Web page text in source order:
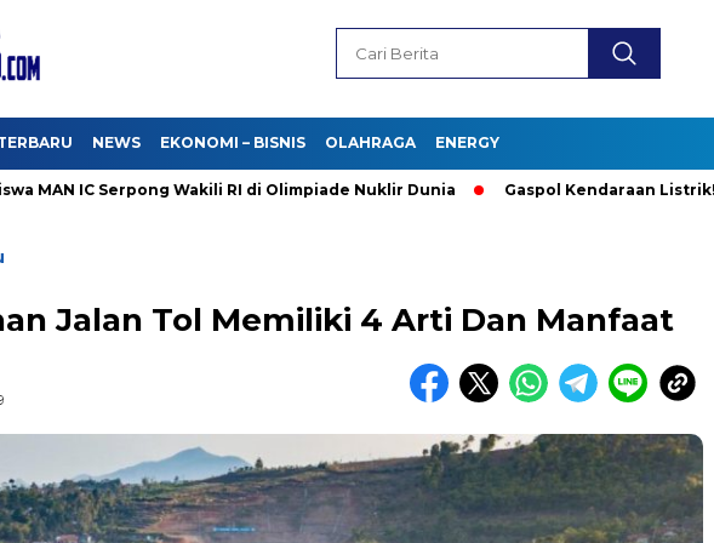
NEWS EKONOMI – BISNIS OLAHRAGA ENERGY
IC Serpong Wakili RI di Olimpiade Nuklir Dunia Gaspol Kendaraan Listrik!
Jalan Tol Memiliki 4 Arti Dan Manfaat